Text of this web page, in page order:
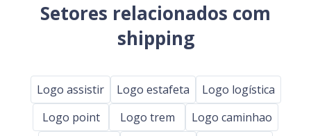
Setores relacionados com
shipping
Logo assistir Logo estafeta
Logo logística
Logo point
Logo trem
Logo caminhao